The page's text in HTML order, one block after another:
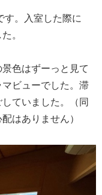
す。入室した際に
。
色はずーっと見て
ビューでした。滞
ていました。（同
はありません）